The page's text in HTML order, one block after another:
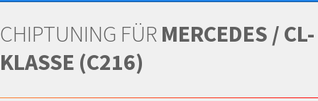
CHIPTUNING FÜR MERCEDES / CL-
KLASSE (C216)